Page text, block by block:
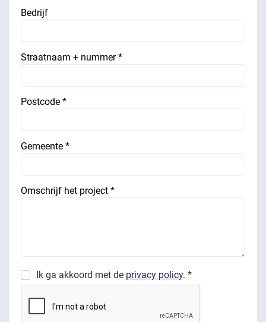
Bedrijf
Straatnaam + nummer *
Postcode *
Gemeente *
Omschrijf het project *
Ik ga akkoord met de privacy policy. *